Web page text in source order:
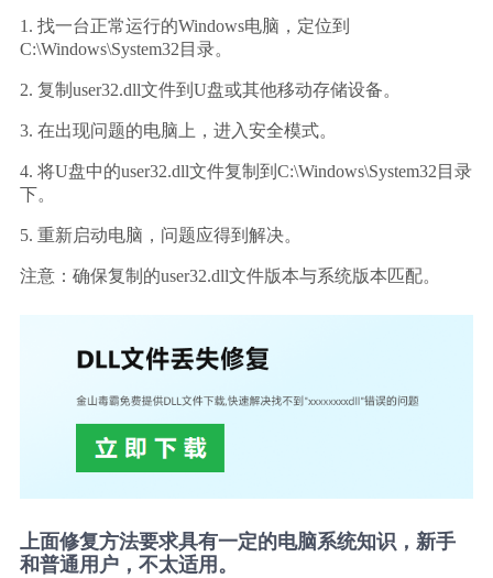
1. 找一台正常运行的Windows电脑，定位到
C:\Windows\System32目录。
2. 复制user32.dll文件到U盘或其他移动存储设备。
3. 在出现问题的电脑上，进入安全模式。
4. 将U盘中的user32.dll文件复制到C:\Windows\System32目录
下。
5. 重新启动电脑，问题应得到解决。
注意：确保复制的user32.dll文件版本与系统版本匹配。
上面修复方法要求具有一定的电脑系统知识，新手
和普通用户，不太适用。